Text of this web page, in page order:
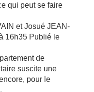
qui peut se faire
et Josué JEAN-
16h35 Publié le
de
suscite une
pour le